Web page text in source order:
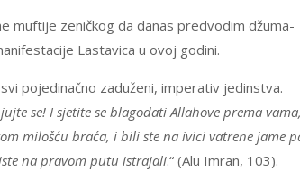
muftije zeničkog da danas predvodim džuma-
Lastavica u ovoj godini.
pojedinačno zaduženi, imperativ jedinstva.
se! I sjetite se blagodati Allahove prema vama,
milošću braća, i bili ste na ivici vatrene jame
na pravom putu istrajali.“ (Alu Imran, 103).